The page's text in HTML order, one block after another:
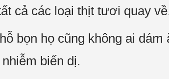
cả các loại thịt tươi quay
bọn họ cũng không ai
biến dị.